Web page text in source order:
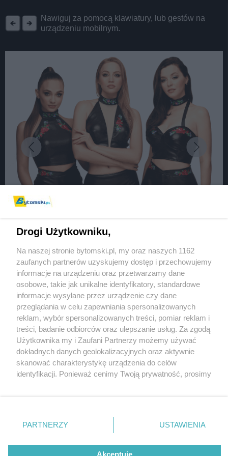
Nawiguj za pomocą klawiatury, lub gestów na
urządzeniu mobilnym.
Przed nami największe wydarzenie kulturalne w
Bytomiu – Dni Bytomia
5 / 9
Dni Bytomia MIRAMI
Wydawca mediów lokalnych
Nie zapomnij
zapoznać się z:
polityką prywatności regulamin korzystania z portali
Twojemiasto
Piekary Śląskie
Chorzów
Tarnowskie Góry
Gliwice
Skontakuj sięz nami
Kontakt
Wydawca
Pogoda
Drogi Użytkowniku,
Na naszej stronie bytomski.pl, my oraz naszych 1162
zaufanych partnerów uzyskujemy dostęp i przechowujemy
informacje na urządzeniu oraz przetwarzamy dane
osobowe, takie jak unikalne identyfikatory, standardowe
informacje wysyłane przez urządzenie czy dane
przeglądania w celu zapewniania spersonalizowanych
reklam, wybór spersonalizowanych treści, pomiar reklam i
treści, badanie odbiorców oraz ulepszanie usług. Za zgodą
Użytkownika my i Zaufani Partnerzy możemy używać
dokładnych danych geolokalizacyjnych oraz aktywnie
skanować charakterystykę urządzenia do celów
identyfikacji. Ponieważ cenimy Twoją prywatność, prosimy
prywatności znajdujący się w lewym dolnym rogu strony
. Niektóre rodzaje przetwarzania danych nie wymagają
zgody użytkownika, ale masz prawo sprzeciwić się
takiemu przetwarzaniu. Preferencje będą miały
PARTNERZY USTAWIENIA
Akceptuję